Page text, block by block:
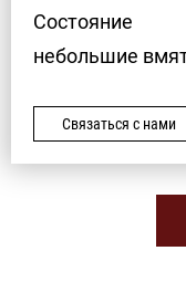
Состояние
небольшие
Связаться с нами